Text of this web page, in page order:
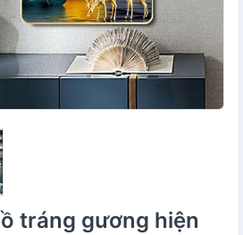
tráng gương hiện